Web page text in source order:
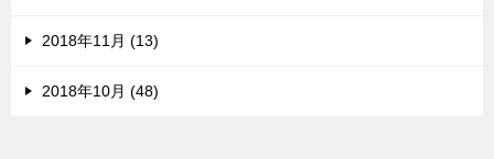
2018年11月 (13)
2018年10月 (48)